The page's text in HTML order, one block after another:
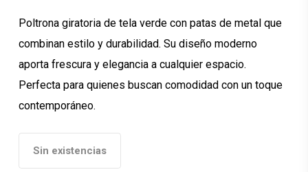
Poltrona giratoria de tela verde con patas de metal que
combinan estilo y durabilidad. Su diseño moderno
aporta frescura y elegancia a cualquier espacio.
Perfecta para quienes buscan comodidad con un toque
contemporáneo.
Sin existencias